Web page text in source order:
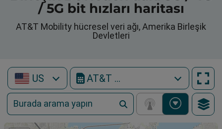
/ 5G bit hızları haritası
AT&T Mobility hücresel veri ağı, Amerika Birleşik
Devletleri
US AT&T Mobility